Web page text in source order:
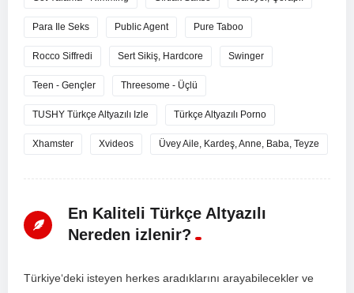
Para Ile Seks Public Agent Pure Taboo
Rocco Siffredi Sert Sikiş, Hardcore Swinger
Teen - Gençler Threesome - Üçlü
TUSHY Türkçe Altyazılı Izle Türkçe Altyazılı Porno
Xhamster Xvideos Üvey Aile, Kardeş, Anne, Baba, Teyze
En Kaliteli Türkçe Altyazılı
Nereden izlenir?
Türkiye‘deki isteyen herkes aradıklarını arayabilecekler ve